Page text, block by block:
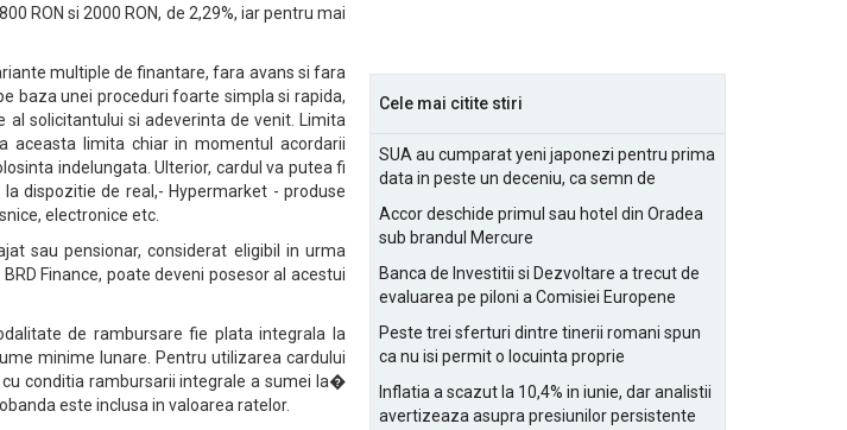
RON si 2000 RON, de 2,29%, iar pentru mai
multiple de finantare, fara avans si fara
baza unei proceduri foarte simpla si rapida,
solicitantului si adeverinta de venit. Limita
aceasta limita chiar in momentul acordarii
indelungata. Ulterior, cardul va putea fi
dispozitie de real,- Hypermarket - produse
electronice etc.
sau pensionar, considerat eligibil in urma
Finance, poate deveni posesor al acestui
de rambursare fie plata integrala la
minime lunare. Pentru utilizarea cardului
conditia rambursarii integrale a sumei la�
este inclusa in valoarea ratelor.
Cele mai citite stiri
SUA au cumparat yeni japonezi pentru prima
data in peste un deceniu, ca semn de
Accor deschide primul sau hotel din Oradea
sub brandul Mercure
Banca de Investitii si Dezvoltare a trecut de
evaluarea pe piloni a Comisiei Europene
Peste trei sferturi dintre tinerii romani spun
ca nu isi permit o locuinta proprie
Inflatia a scazut la 10,4% in iunie, dar analistii
avertizeaza asupra presiunilor persistente